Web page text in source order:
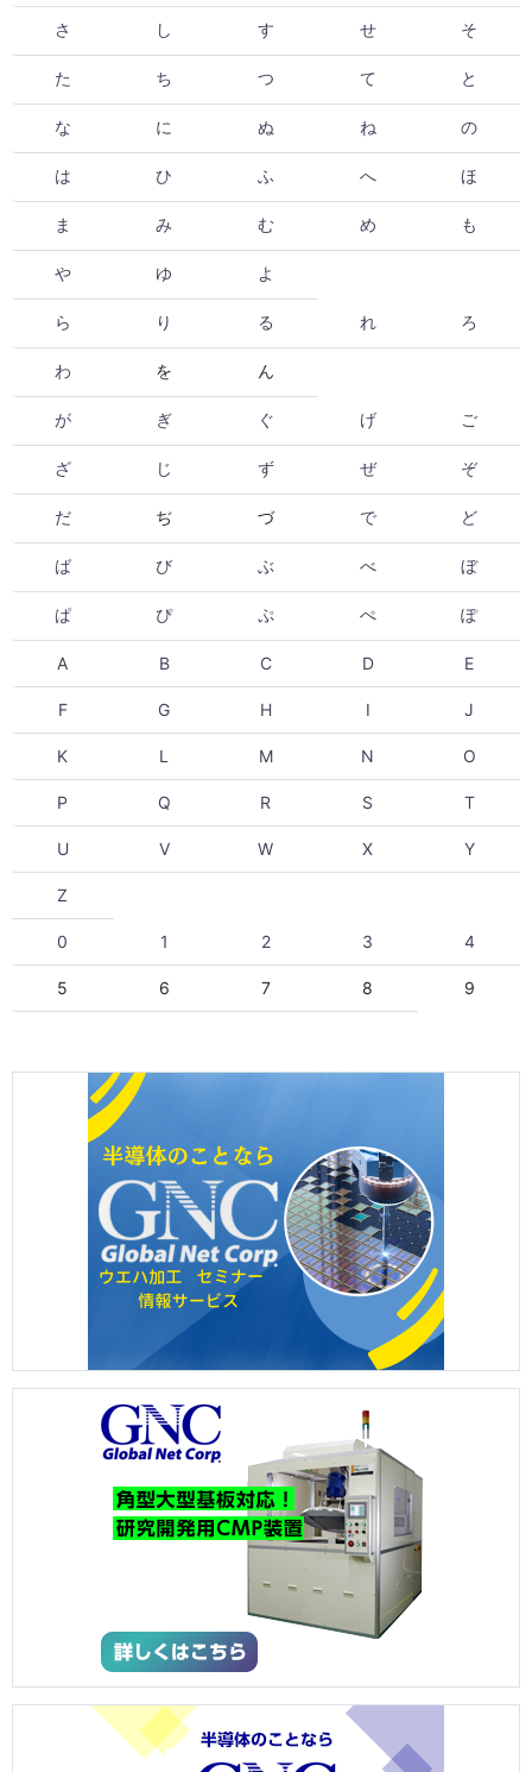
さ し す せ そ
た ち つ て と
な に ぬ ね の
は ひ ふ へ ほ
ま み む め も
や ゆ よ
ら り る れ ろ
わ を ん
が ぎ ぐ げ ご
ざ じ ず ぜ ぞ
だ ぢ づ で ど
ば び ぶ べ ぼ
ぱ ぴ ぷ ぺ ぽ
A B C D E
F G H I J
K L M N O
P Q R S T
U V W X Y
Z
0 1 2 3 4
5 6 7 8 9